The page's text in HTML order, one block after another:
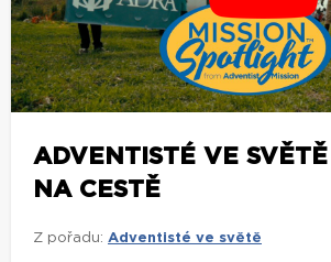
ADVENTISTÉ VE
NA CESTĚ
Z pořadu: Adventisté ve světě